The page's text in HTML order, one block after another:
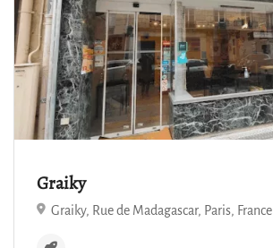
Graiky
Graiky, Rue de Madagascar, Paris, France